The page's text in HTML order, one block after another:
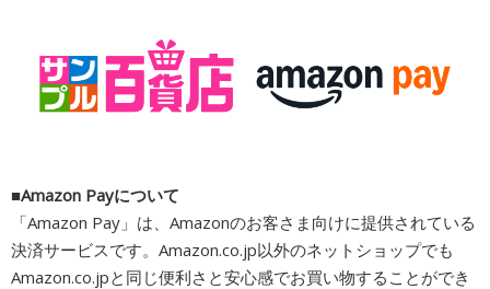
■Amazon Payについて
「Amazon Pay」は、Amazonのお客さま向けに提供されている
決済サービスです。Amazon.co.jp以外のネットショップでも
Amazon.co.jpと同じ便利さと安心感でお買い物することができ